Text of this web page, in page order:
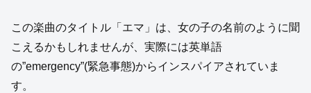
この楽曲のタイトル「エマ」は、女の子の名前のように聞
こえるかもしれませんが、実際には英単語
の”emergency”(緊急事態)からインスパイアされていま
す。